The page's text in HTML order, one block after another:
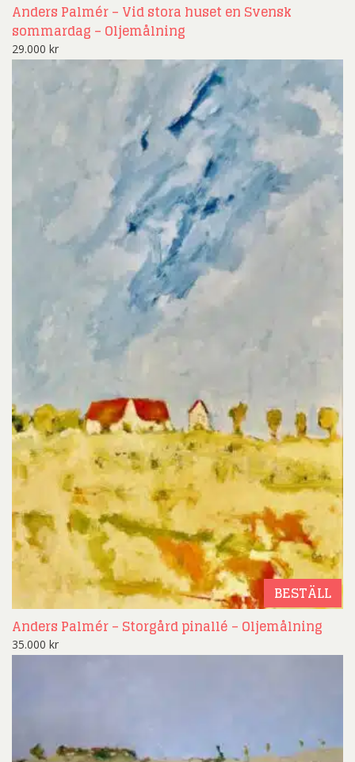
Anders Palmér – Vid stora huset en Svensk
sommardag – Oljemålning
29.000 kr
BESTÄLL
Anders Palmér – Storgård pinallé – Oljemålning
35.000 kr